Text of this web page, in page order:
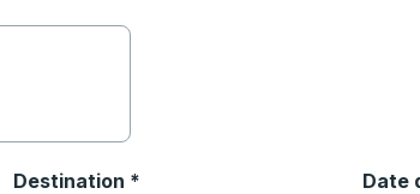
Destination *
Date